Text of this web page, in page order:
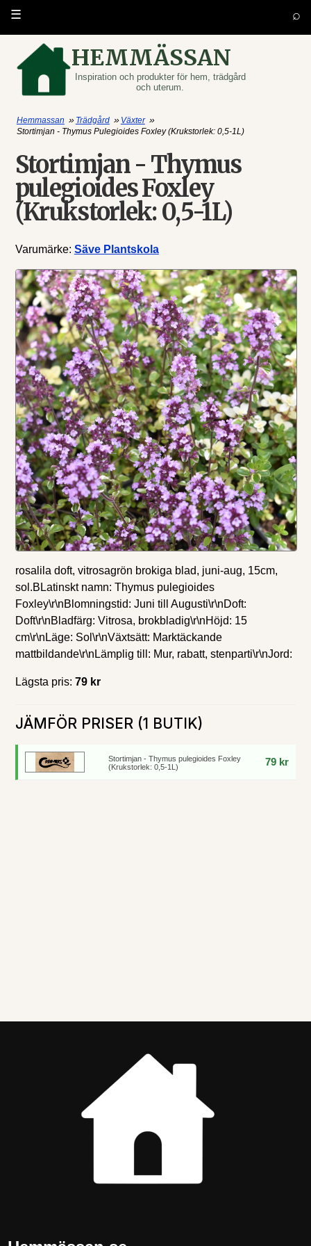
HEMMÄSSAN
Inspiration och produkter för hem, trädgård
och uterum.
☰ ⌕
Hemmassan » Trädgård » Växter »
Stortimjan - Thymus Pulegioides Foxley (Krukstorlek: 0,5-1L)
Stortimjan - Thymus
pulegioides Foxley
(Krukstorlek: 0,5-1L)
Varumärke: Säve Plantskola
rosalila doft, vitrosagrön brokiga blad, juni-aug, 15cm,
sol.BLatinskt namn: Thymus pulegioides
Foxley\r\nBlomningstid: Juni till Augusti\r\nDoft:
Doft\r\nBladfärg: Vitrosa, brokbladig\r\nHöjd: 15
cm\r\nLäge: Sol\r\nVäxtsätt: Marktäckande
mattbildande\r\nLämplig till: Mur, rabatt, stenparti\r\nJord:
Lägsta pris: 79 kr
JÄMFÖR PRISER (1 BUTIK)
Stortimjan - Thymus pulegioides Foxley
(Krukstorlek: 0,5-1L)
79 kr